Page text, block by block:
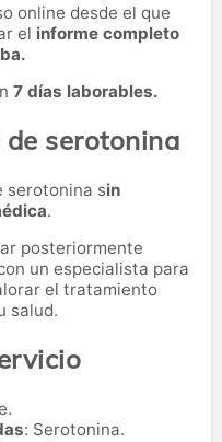
online desde el que
el informe completo
7 días laborables.
de serotonina
serotonina sin
.
posteriormente
un especialista para
el tratamiento
salud.
: Serotonina.